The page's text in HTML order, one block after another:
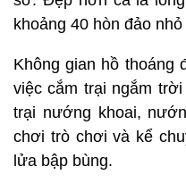
khoảng 40 hòn đảo
Không gian hồ thoáng
việc cắm trại ngắm
trại nướng khoai,
chơi trò chơi và kể
lửa bập bùng.